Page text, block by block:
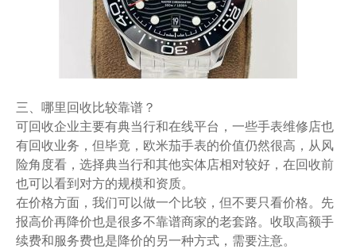
三、哪里回收比较靠谱？
可回收企业主要有典当行和在线平台，一些手表维修店也
有回收业务，但毕竟，欧米茄手表的价值仍然很高，从风
险角度看，选择典当行和其他实体店相对较好，在回收前
也可以看到对方的规模和资质。
在价格方面，我们可以做一个比较，但不要只看价格。先
报高价再降价也是很多不靠谱商家的老套路。收取高额手
续费和服务费也是降价的另一种方式，需要注意。